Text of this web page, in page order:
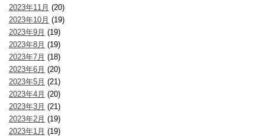
2023年11月 (20)
2023年10月 (19)
2023年9月 (19)
2023年8月 (19)
2023年7月 (18)
2023年6月 (20)
2023年5月 (21)
2023年4月 (20)
2023年3月 (21)
2023年2月 (19)
2023年1月 (19)